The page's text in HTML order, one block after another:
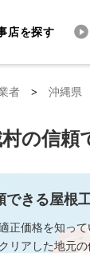
店を探す
者 > 沖縄県
の信頼
きる屋根
正価格を知って
リアした地元の